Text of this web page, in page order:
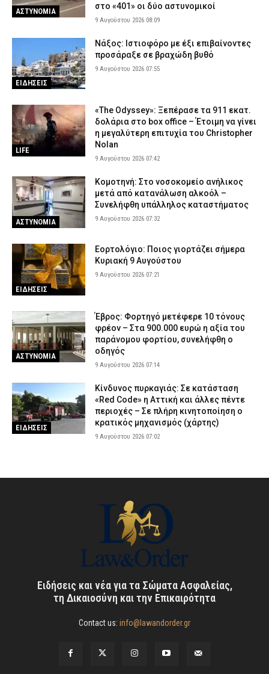
ΑΣΤΥΝΟΜΙΑ
στο «401» οι δύο αστυνομικοί
9 Αυγούστου 2026 08:09
ΕΙΔΗΣΕΙΣ
Νάξος: Ιστιοφόρο με έξι επιβαίνοντες
προσάραξε σε βραχώδη βυθό
9 Αυγούστου 2026 07:55
LIFE
«The Odyssey»: Ξεπέρασε τα 911 εκατ.
δολάρια στο box office – Έτοιμη να γίνει
η μεγαλύτερη επιτυχία του Christopher
Nolan
9 Αυγούστου 2026 07:42
ΑΣΤΥΝΟΜΙΑ
Κομοτηνή: Στο νοσοκομείο ανήλικος
μετά από κατανάλωση αλκοόλ –
Συνελήφθη υπάλληλος καταστήματος
9 Αυγούστου 2026 07:32
ΕΙΔΗΣΕΙΣ
Εορτολόγιο: Ποιος γιορτάζει σήμερα
Κυριακή 9 Αυγούστου
9 Αυγούστου 2026 07:21
ΑΣΤΥΝΟΜΙΑ
Έβρος: Φορτηγό μετέφερε 10 τόνους
φρέον – Στα 900.000 ευρώ η αξία του
παράνομου φορτίου, συνελήφθη ο
οδηγός
9 Αυγούστου 2026 07:14
ΕΙΔΗΣΕΙΣ
Κίνδυνος πυρκαγιάς: Σε κατάσταση
«Red Code» η Αττική και άλλες πέντε
περιοχές – Σε πλήρη κινητοποίηση ο
κρατικός μηχανισμός (χάρτης)
9 Αυγούστου 2026 07:02
Ειδήσεις και νέα για τα Σώματα Ασφαλείας,
τη Δικαιοσύνη και την Επικαιρότητα
Contact us: info@lawandorder.gr